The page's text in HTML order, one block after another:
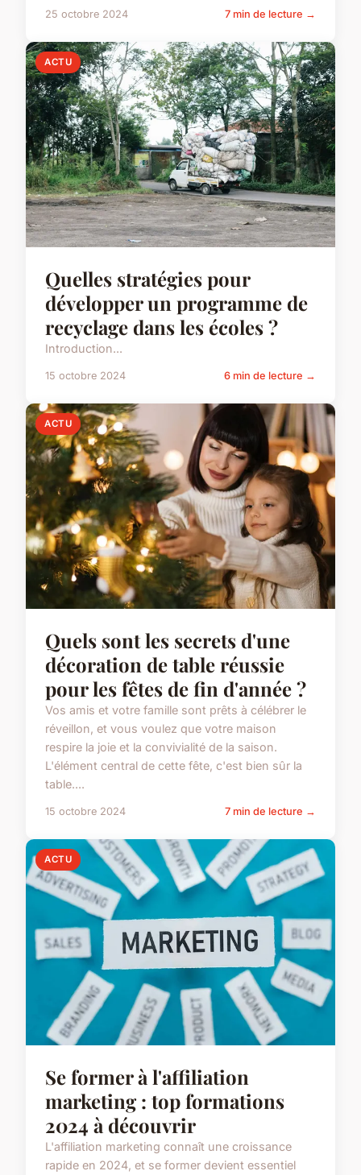
25 octobre 2024 7 min de lecture →
ACTU
Quelles stratégies pour
développer un programme de
recyclage dans les écoles ?
Introduction...
15 octobre 2024 6 min de lecture →
ACTU
Quels sont les secrets d'une
décoration de table réussie
pour les fêtes de fin d'année ?
Vos amis et votre famille sont prêts à célébrer le
réveillon, et vous voulez que votre maison
respire la joie et la convivialité de la saison.
L'élément central de cette fête, c'est bien sûr la
table....
15 octobre 2024 7 min de lecture →
ACTU
Se former à l'affiliation
marketing : top formations
2024 à découvrir
L'affiliation marketing connaît une croissance
rapide en 2024, et se former devient essentiel